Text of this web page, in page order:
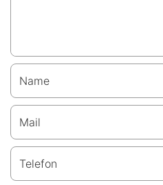
Name
Mail
Telefon